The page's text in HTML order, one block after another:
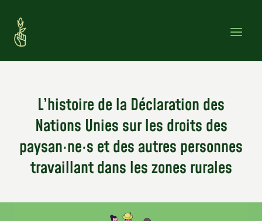
content
L’histoire de la Déclaration des
Nations Unies sur les droits des
paysan·ne·s et des autres personnes
travaillant dans les zones rurales